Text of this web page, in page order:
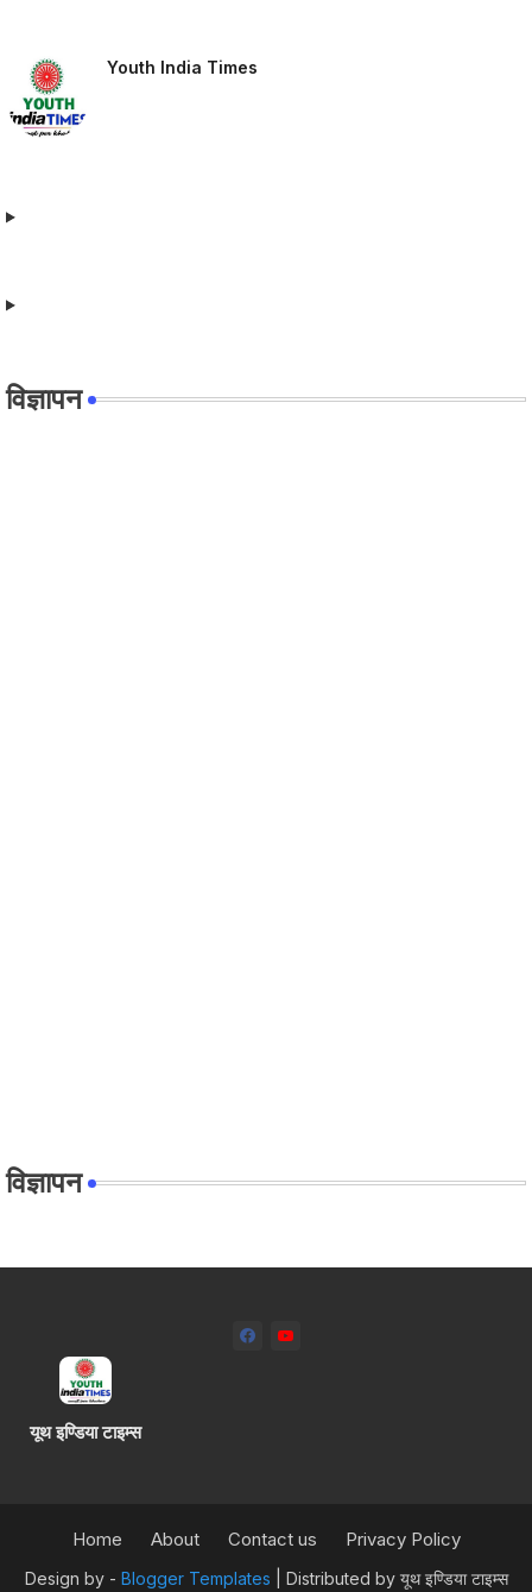
Youth India Times
विज्ञापन
विज्ञापन
यूथ इण्डिया टाइम्स
Design by - Blogger Templates | Distributed by यूथ इण्डिया टाइम्स
Home About Contact us Privacy Policy